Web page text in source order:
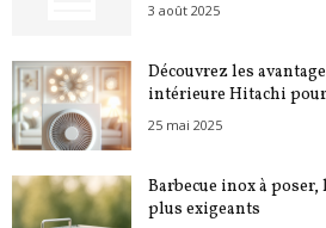
3 août 2025
Découvrez les
intérieure Hitachi
25 mai 2025
Barbecue inox à
plus exigeants